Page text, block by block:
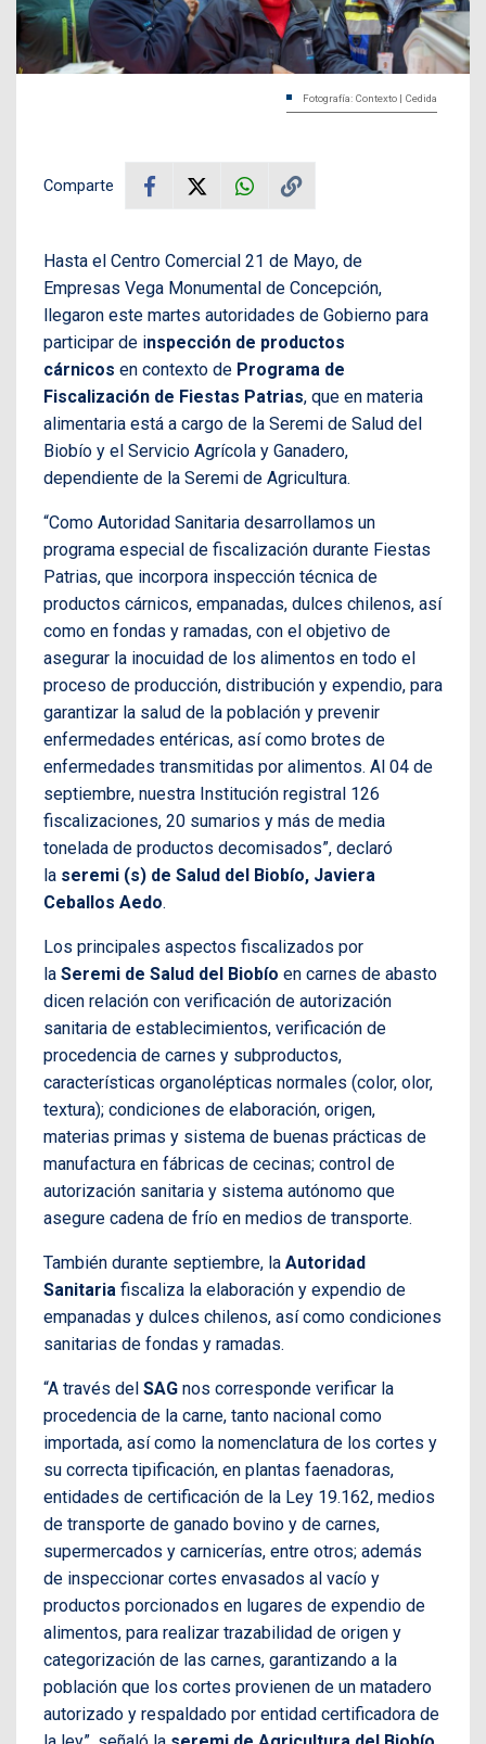
Fotografía: Contexto | Cedida
Comparte
Hasta el Centro Comercial 21 de Mayo, de
Empresas Vega Monumental de Concepción,
llegaron este martes autoridades de Gobierno para
participar de inspección de productos
cárnicos en contexto de Programa de
Fiscalización de Fiestas Patrias, que en materia
alimentaria está a cargo de la Seremi de Salud del
Biobío y el Servicio Agrícola y Ganadero,
dependiente de la Seremi de Agricultura.
“Como Autoridad Sanitaria desarrollamos un
programa especial de fiscalización durante Fiestas
Patrias, que incorpora inspección técnica de
productos cárnicos, empanadas, dulces chilenos, así
como en fondas y ramadas, con el objetivo de
asegurar la inocuidad de los alimentos en todo el
proceso de producción, distribución y expendio, para
garantizar la salud de la población y prevenir
enfermedades entéricas, así como brotes de
enfermedades transmitidas por alimentos. Al 04 de
septiembre, nuestra Institución registral 126
fiscalizaciones, 20 sumarios y más de media
tonelada de productos decomisados”, declaró
la seremi (s) de Salud del Biobío, Javiera
Ceballos Aedo.
Los principales aspectos fiscalizados por
la Seremi de Salud del Biobío en carnes de abasto
dicen relación con verificación de autorización
sanitaria de establecimientos, verificación de
procedencia de carnes y subproductos,
características organolépticas normales (color, olor,
textura); condiciones de elaboración, origen,
materias primas y sistema de buenas prácticas de
manufactura en fábricas de cecinas; control de
autorización sanitaria y sistema autónomo que
asegure cadena de frío en medios de transporte.
También durante septiembre, la Autoridad
Sanitaria fiscaliza la elaboración y expendio de
empanadas y dulces chilenos, así como condiciones
sanitarias de fondas y ramadas.
“A través del SAG nos corresponde verificar la
procedencia de la carne, tanto nacional como
importada, así como la nomenclatura de los cortes y
su correcta tipificación, en plantas faenadoras,
entidades de certificación de la Ley 19.162, medios
de transporte de ganado bovino y de carnes,
supermercados y carnicerías, entre otros; además
de inspeccionar cortes envasados al vacío y
productos porcionados en lugares de expendio de
alimentos, para realizar trazabilidad de origen y
categorización de las carnes, garantizando a la
población que los cortes provienen de un matadero
autorizado y respaldado por entidad certificadora de